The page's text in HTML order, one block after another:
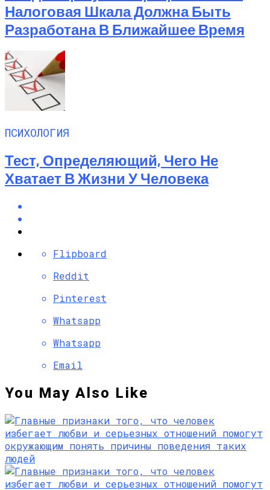
Налоговая Шкала Должна Быть
Разработана В Ближайшее Время
ПСИХОЛОГИЯ
Тест, Определяющий, Чего Не
Хватает В Жизни У Человека
Flipboard
Reddit
Pinterest
Whatsapp
Whatsapp
Email
You May Also Like